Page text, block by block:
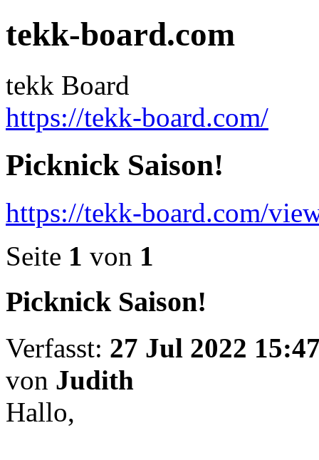
tekk-board.com
tekk Board
https://tekk-board.com/
Picknick Saison!
https://tekk-board.com/
Seite 1 von 1
Picknick Saison!
Verfasst: 27 Jul 2022
von Judith
Hallo,